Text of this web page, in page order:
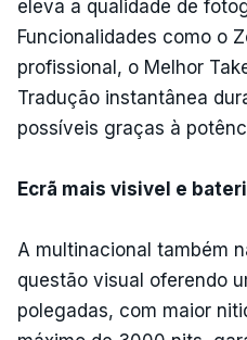
eleva a qualidade de
Funcionalidades como o
profissional, o Melhor
Tradução instantânea
possíveis graças à
Ecrã mais visivel e
A multinacional também
questão visual oferendo
polegadas, com maior